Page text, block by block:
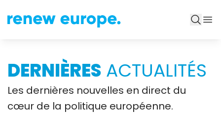
DERNIÈRES ACTUALITÉS
Les dernières nouvelles en direct du
cœur de la politique européenne.